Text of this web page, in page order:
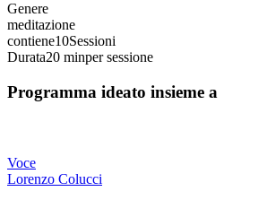
Genere
meditazione
contiene10Sessioni
Durata20 minper sessione
Programma ideato insieme a
Voce
Lorenzo Colucci